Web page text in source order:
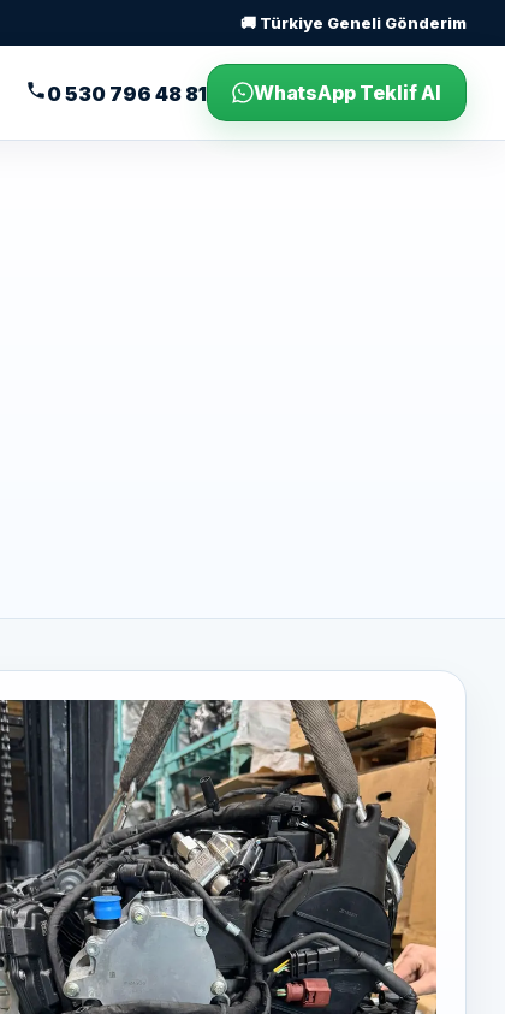
🚚 Türkiye Geneli Gönderim
0 530 796 48 81 WhatsApp Teklif Al